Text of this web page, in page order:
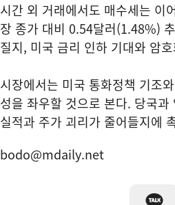
시간 외 거래에서도 매수세는 이
장 종가 대비 0.54달러(1.48%)
질지, 미국 금리 인하 기대와 암
시장에서는 미국 통화정책 기조
성을 좌우할 것으로 본다. 당국
실적과 주가 괴리가 줄어들지에
bodo@mdaily.net